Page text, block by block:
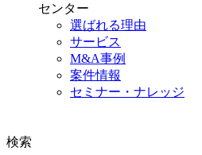
センター
選ばれる理由
サービス
M&A事例
案件情報
セミナー・ナレッジ
検索